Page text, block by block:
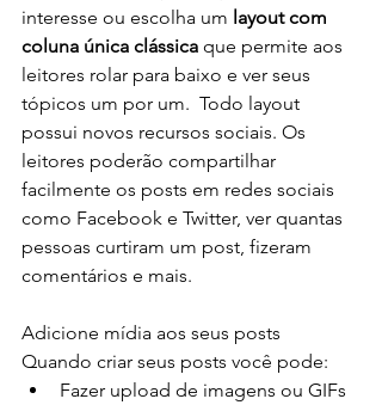
interesse ou escolha um layout com
coluna única clássica que permite aos
leitores rolar para baixo e ver seus
tópicos um por um.  Todo layout
possui novos recursos sociais. Os
leitores poderão compartilhar
facilmente os posts em redes sociais
como Facebook e Twitter, ver quantas
pessoas curtiram um post, fizeram
comentários e mais.
Adicione mídia aos seus posts
Quando criar seus posts você pode:
Fazer upload de imagens ou GIFs